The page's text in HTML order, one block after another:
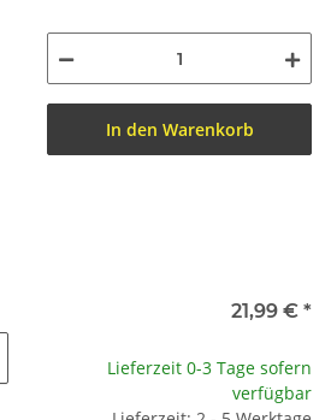
In den Warenkorb
21,99 € *
Lieferzeit 0-3 Tage sofern
verfügbar